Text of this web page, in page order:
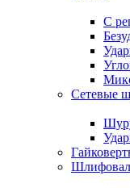
С
Сетевые